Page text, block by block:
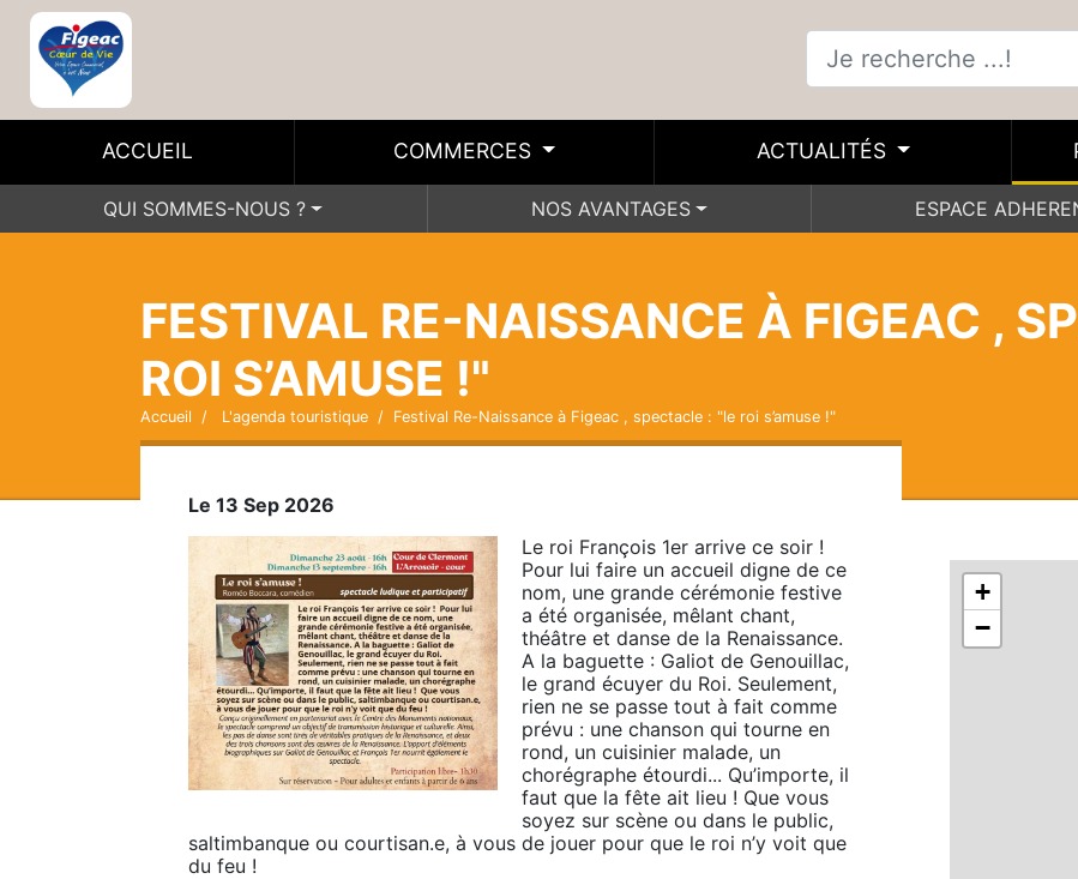
ACCUEIL COMMERCES ACTUALITÉS
QUI SOMMES-NOUS ? NOS AVANTAGES ESPACE
FESTIVAL RE-NAISSANCE À FIGEAC ,
ROI S’AMUSE !"
Accueil L'agenda touristique Festival Re-Naissance à Figeac , spectacle : "le roi s’amuse !"
Le 13 Sep 2026
Le roi François 1er arrive ce soir !
Pour lui faire un accueil digne de ce
nom, une grande cérémonie festive
a été organisée, mêlant chant,
théâtre et danse de la Renaissance.
A la baguette : Galiot de Genouillac,
le grand écuyer du Roi. Seulement,
rien ne se passe tout à fait comme
prévu : une chanson qui tourne en
rond, un cuisinier malade, un
chorégraphe étourdi... Qu’importe, il
faut que la fête ait lieu ! Que vous
soyez sur scène ou dans le public,
saltimbanque ou courtisan.e, à vous de jouer pour que le roi n’y voit que
du feu !
+
−